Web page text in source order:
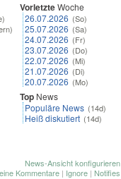
VorletzteWoche
26.07.2026 (So)
25.07.2026 (Sa)
24.07.2026 (Fr)
23.07.2026 (Do)
22.07.2026 (Mi)
21.07.2026 (Di)
20.07.2026 (Mo)
Top News
Populäre News (14d)
Heiß diskutiert (14d)
News-Ansicht konfigurieren
Kommentare | Ignore | Notifies